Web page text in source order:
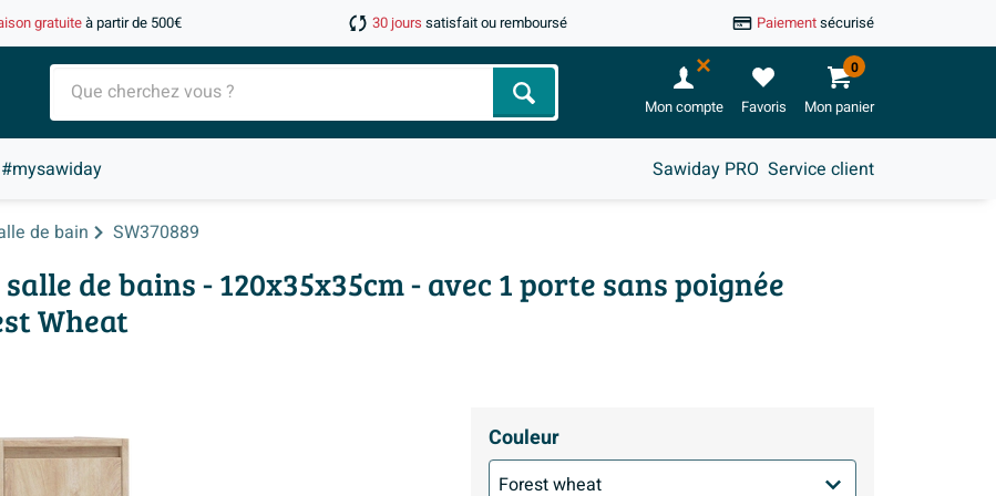
gratuiteà partir de 500€ 30 jours satisfait ou remboursé Paiementsécurisé
Chercher Mon compte Favoris Mon panier
0
#mysawiday Sawiday PRO Service client
de bain SW370889
de bains - 120x35x35cm - avec 1 porte sans poignée
Wheat
Couleur